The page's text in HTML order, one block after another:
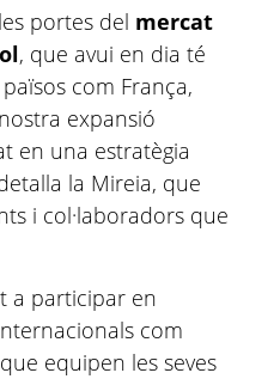
portes del mercat
, que avui en dia té
com França,
expansió
en una estratègia
la Mireia, que
i col·laboradors que
a participar en
com
equipen les seves